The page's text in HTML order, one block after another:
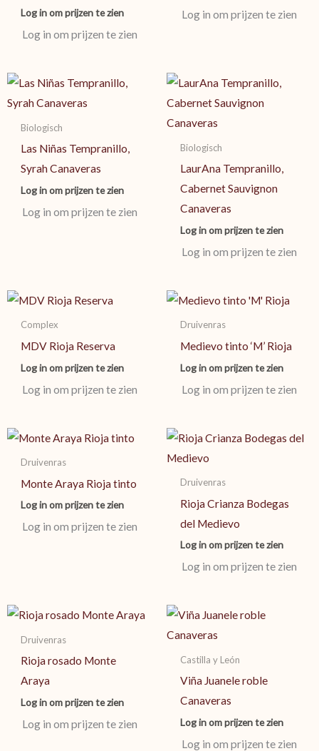
Log in om prijzen te zien
Log in om prijzen te zien
Log in om prijzen te zien
Biologisch
Las Niñas Tempranillo,
Syrah Canaveras
Log in om prijzen te zien
Log in om prijzen te zien
Biologisch
LaurAna Tempranillo,
Cabernet Sauvignon
Canaveras
Log in om prijzen te zien
Log in om prijzen te zien
Complex
MDV Rioja Reserva
Log in om prijzen te zien
Log in om prijzen te zien
Druivenras
Medievo tinto ‘M’ Rioja
Log in om prijzen te zien
Log in om prijzen te zien
Druivenras
Monte Araya Rioja tinto
Log in om prijzen te zien
Log in om prijzen te zien
Druivenras
Rioja Crianza Bodegas
del Medievo
Log in om prijzen te zien
Log in om prijzen te zien
Druivenras
Rioja rosado Monte
Araya
Log in om prijzen te zien
Log in om prijzen te zien
Castilla y León
Viña Juanele roble
Canaveras
Log in om prijzen te zien
Log in om prijzen te zien